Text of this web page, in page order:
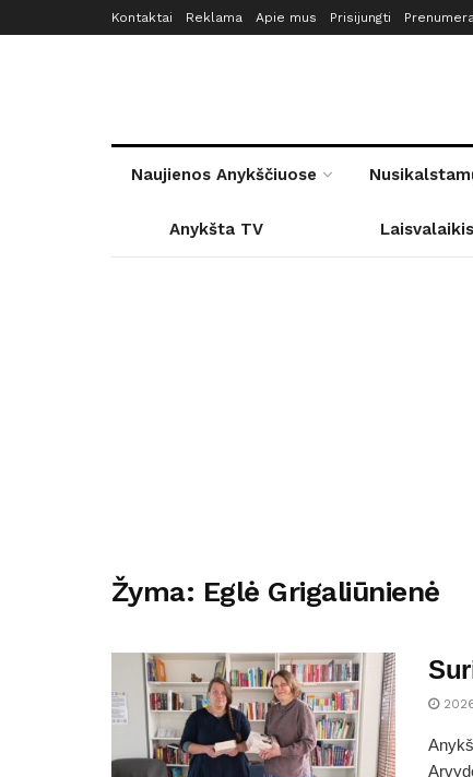
Kontaktai Reklama Apie mus Prisijungti
Naujienos Anykščiuose
Anykšta TV Laisvalaikis
Žyma: Eglė Grigaliūnienė